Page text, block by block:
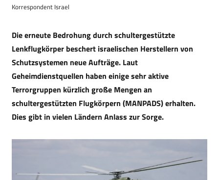
Korrespondent Israel
Die erneute Bedrohung durch schultergestützte
Lenkflugkörper beschert israelischen Herstellern von
Schutzsystemen neue Aufträge. Laut
Geheimdienstquellen haben einige sehr aktive
Terrorgruppen kürzlich große Mengen an
schultergestützten Flugkörpern (MANPADS) erhalten.
Dies gibt in vielen Ländern Anlass zur Sorge.